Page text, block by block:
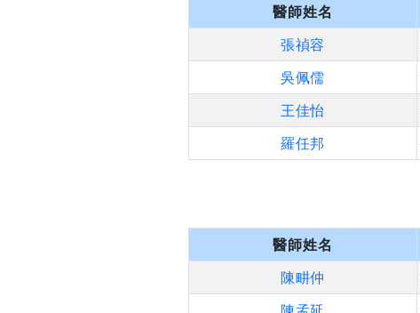
醫師姓名
張禎容
吳佩儒
王佳怡
羅任邦
醫師姓名
陳畊仲